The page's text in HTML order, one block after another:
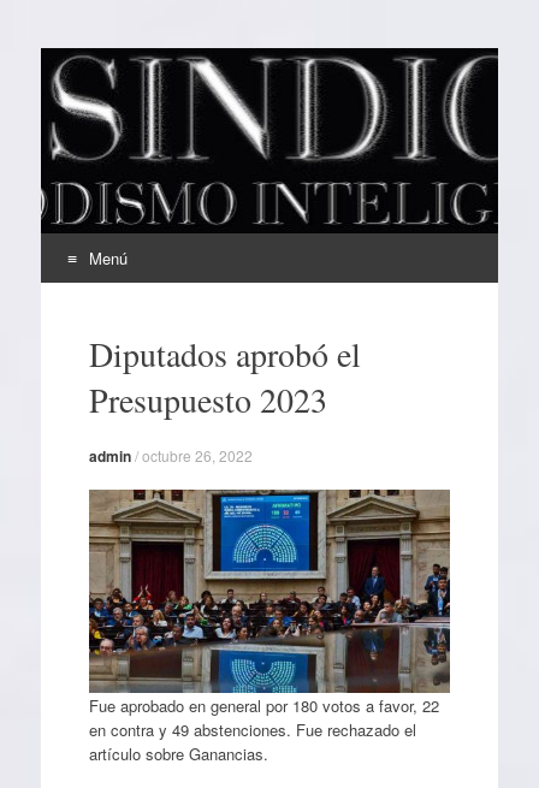
EL SINDICAL
Periodismo Inteligente
Menú
contenidoDiputados aprobó el
Presupuesto 2023
admin/octubre 26, 2022
Fue aprobado en general por 180 votos a favor, 22
en contra y 49 abstenciones. Fue rechazado el
artículo sobre Ganancias.